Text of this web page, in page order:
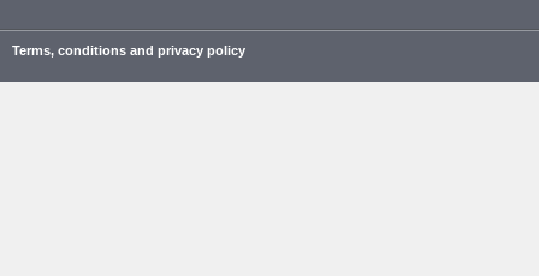
Terms, conditions and privacy policy